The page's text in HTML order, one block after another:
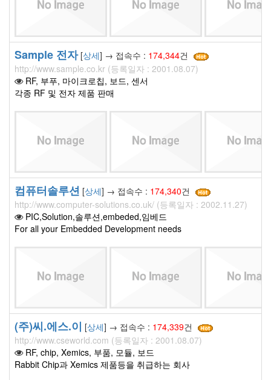
Sample 전자[상세] → 접속수 : 174,344건
http://www.sample.co.kr (등록일자 : 2001.08.07)
RF, 부푸, 마이크로칩, 보드, 센서
각종 RF 및 전자 제품 판매
컴퓨터솔루션 [상세] → 접속수 : 174,340건
http://www.computer-solutions.co.uk/ (등록일자 : 2002.11.27)
PIC,Solution,솔루션,embeded,임베드
For all your Embedded Development needs
(주)씨.에스.이 [상세] → 접속수 : 174,339건
http://www.cseworld.com (등록일자 : 2001.08.07)
RF, chip, Xemics, 부품, 모듈, 보드
Rabbit Chip과 Xemics 제품등을 취급하는 회사